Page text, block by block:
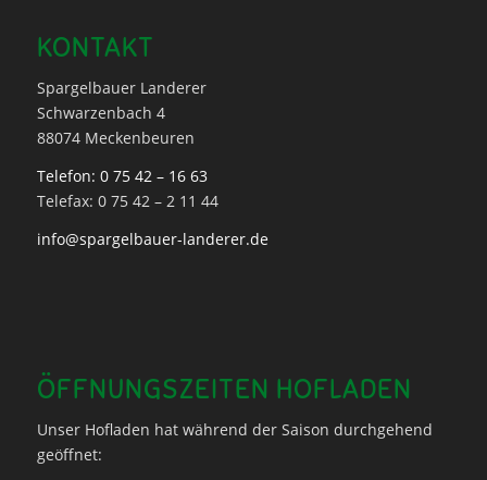
KONTAKT
Spargelbauer Landerer
Schwarzenbach 4
88074 Meckenbeuren
Telefon: 0 75 42 – 16 63
Telefax: 0 75 42 – 2 11 44
info@spargelbauer-landerer.de
ÖFFNUNGSZEITEN HOFLADEN
Unser Hofladen hat während der Saison durchgehend
geöffnet: